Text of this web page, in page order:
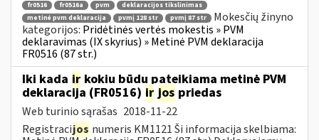
fr0516 fr0516a pvm
deklaracijos tikslinimas
metinė pvm deklaracija
pvmį 128 str pvmį 87 str
Mokesčių žinyno
kategorijos: Pridėtinės vertės mokestis » PVM
deklaravimas (IX skyrius) » Metinė PVM deklaracija
FR0516 (87 str.)
Iki kada ir kokiu būdu pateikiama metinė PVM
deklaracija (FR0516) ir jos priedas
Web turinio sąrašas 2018-11-22
Registracijos numeris KM1121 Ši informacija skelbiama: